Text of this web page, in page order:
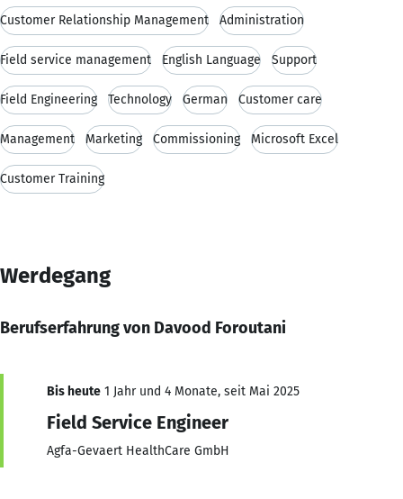
Customer Relationship Management Administration
Field service management English Language Support
Field Engineering Technology German Customer care
Management Marketing Commissioning Microsoft Excel
Customer Training
Werdegang
Berufserfahrung von Davood Foroutani
Bis heute 1 Jahr und 4 Monate, seit Mai 2025
Field Service Engineer
Agfa-Gevaert HealthCare GmbH